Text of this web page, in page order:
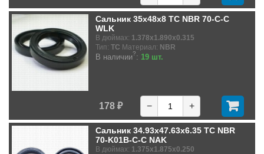
Сальник 35x48x8 TC NBR 70-C-C
WLK
В дюймах: 1.378x1.890x0.315
Тип: TC Материал: NBR
В наличии?: 19 шт.
178 ₽ − +
Сальник 34.93x47.63x6.35 TC NBR
70-K01B-C-C NAK
В дюймах: 1.375x1.875x0.250